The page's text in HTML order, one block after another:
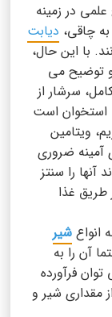
در زمینه
به چاقی، دیابت
با این حال،
توضیح می
سرشار از
استخوان است
ویتامین
ضروری
را فراهم می کند که بدن نمی تواند آن‎ها را سنتز
طریق غذا
انواعشیر
آن را به
فرآورده
مقداری شیر و